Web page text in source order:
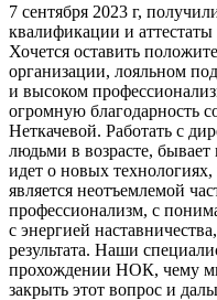
7 сентября 2023 г,
квалификации и
Хочется оставить
организации, лояльном
и высоком
огромную благодарность
Неткачевой. Работать с
людьми в возрасте, бывает
идет о новых
является неотъемлемой
профессионализм, с
с энергией
результата. Наши
прохождении НОК, чему
закрыть этот вопрос и